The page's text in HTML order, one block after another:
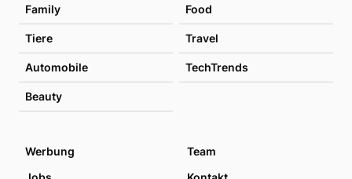
Family Food
Tiere Travel
Automobile TechTrends
Beauty
Werbung
Team